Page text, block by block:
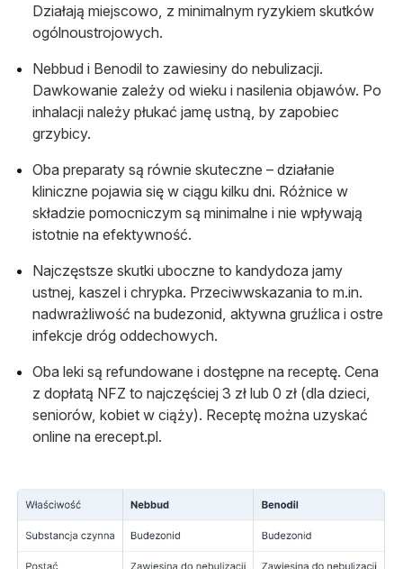
Działają miejscowo, z minimalnym ryzykiem skutków
ogólnoustrojowych.
Nebbud i Benodil to zawiesiny do nebulizacji.
Dawkowanie zależy od wieku i nasilenia objawów. Po
inhalacji należy płukać jamę ustną, by zapobiec
grzybicy.
Oba preparaty są równie skuteczne – działanie
kliniczne pojawia się w ciągu kilku dni. Różnice w
składzie pomocniczym są minimalne i nie wpływają
istotnie na efektywność.
Najczęstsze skutki uboczne to kandydoza jamy
ustnej, kaszel i chrypka. Przeciwwskazania to m.in.
nadwrażliwość na budezonid, aktywna gruźlica i ostre
infekcje dróg oddechowych.
Oba leki są refundowane i dostępne na receptę. Cena
z dopłatą NFZ to najczęściej 3 zł lub 0 zł (dla dzieci,
seniorów, kobiet w ciąży). Receptę można uzyskać
online na erecept.pl.